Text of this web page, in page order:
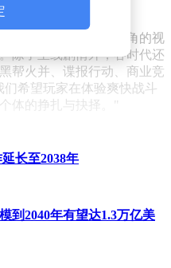
结构，玩家可通过主角的视
除了主线剧情外，各时代还
帮火并、谍报行动、商业竞
希望玩家在体验爽快战斗
体的挣扎与抉择。"
长至2038年
到2040年有望达1.3万亿美